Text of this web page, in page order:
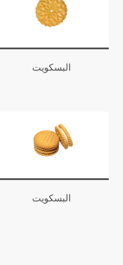
البسكويت
البسكويت